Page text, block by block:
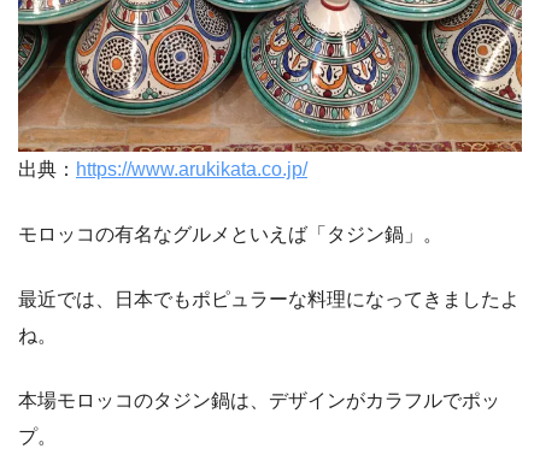
出典： https://www.arukikata.co.jp/
モロッコの有名なグルメといえば「タジン鍋」。
最近では、日本でもポピュラーな料理になってきましたよ
ね。
本場モロッコのタジン鍋は、デザインがカラフルでポッ
プ。